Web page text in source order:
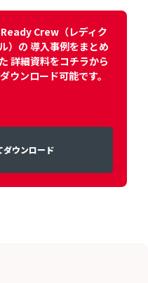
Ready Crew（レディク
ル）の 導入事例をまとめ
た 詳細資料をコチラから
ダウンロード可能です。
ダウンロード